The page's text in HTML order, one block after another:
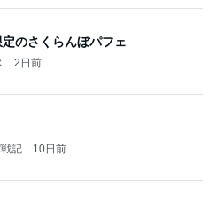
のさくらんぼパフェ
2日前
記 10日前